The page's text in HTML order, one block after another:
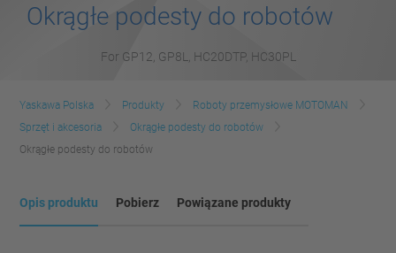
Okrągłe podesty do robotów
For GP12, GP8L, HC20DTP, HC30PL
Yaskawa Polska Produkty
Roboty przemysłowe MOTOMAN
Sprzęt i akcesoria
Okrągłe podesty do robotów
Okrągłe podesty do robotów
Opis produktu Pobierz Powiązane produkty